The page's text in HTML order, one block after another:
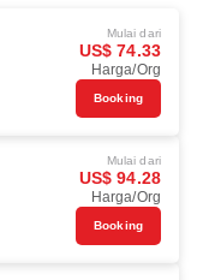
Mulai dari
US$ 74.33
Harga/Org
Booking
Mulai dari
US$ 94.28
Harga/Org
Booking